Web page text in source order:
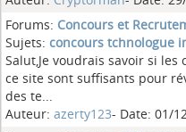
Forums: Concours et
Sujets: concours tchnologue
Salut,Je voudrais savoir si
ce site sont suffisants pour
des te...
Auteur: azerty123- Date: 01/